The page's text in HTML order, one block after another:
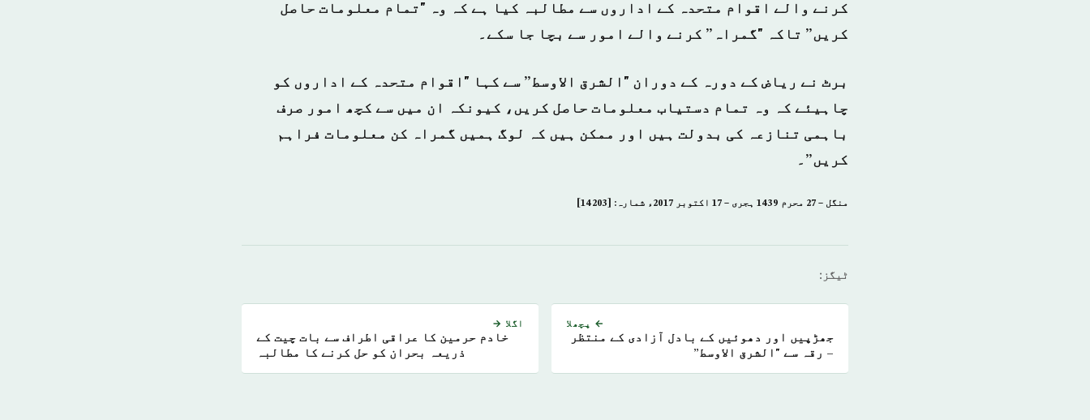
کرنے والے اقوام متحدہ کے اداروں سے مطالبہ کیا ہے کہ وہ "تمام معلومات حاصل
کریں” تاکہ "گمراہ” کرنے والے امور سے بچا جا سکے۔
برٹ نے ریاض کے دورہ کے دوران "الشرق الاوسط” سے کہا "اقوام متحدہ کے اداروں کو
چاہیئے کہ وہ تمام دستیاب معلومات حاصل کریں، کیونکہ ان میں سے کچھ امور صرف
باہمی تنازعہ کی بدولت ہیں اور ممکن ہیں کہ لوگ ہمیں گمراہ کن معلومات فراہم
کریں”۔
منگل – 27 محرم 1439 ہجری – 17 اكتوبر 2017ء شمارہ: [14203]
ٹیگز:
← پچھلا
جھڑپیں اور دھوئیں کے بادل آزادی کے منتظر
– رقہ سے "الشرق الاوسط”
اگلا →
خادم حرمین کا عراقی اطراف سے بات چیت کے
ذریعہ بحران کو حل کرنے کا مطالبہ